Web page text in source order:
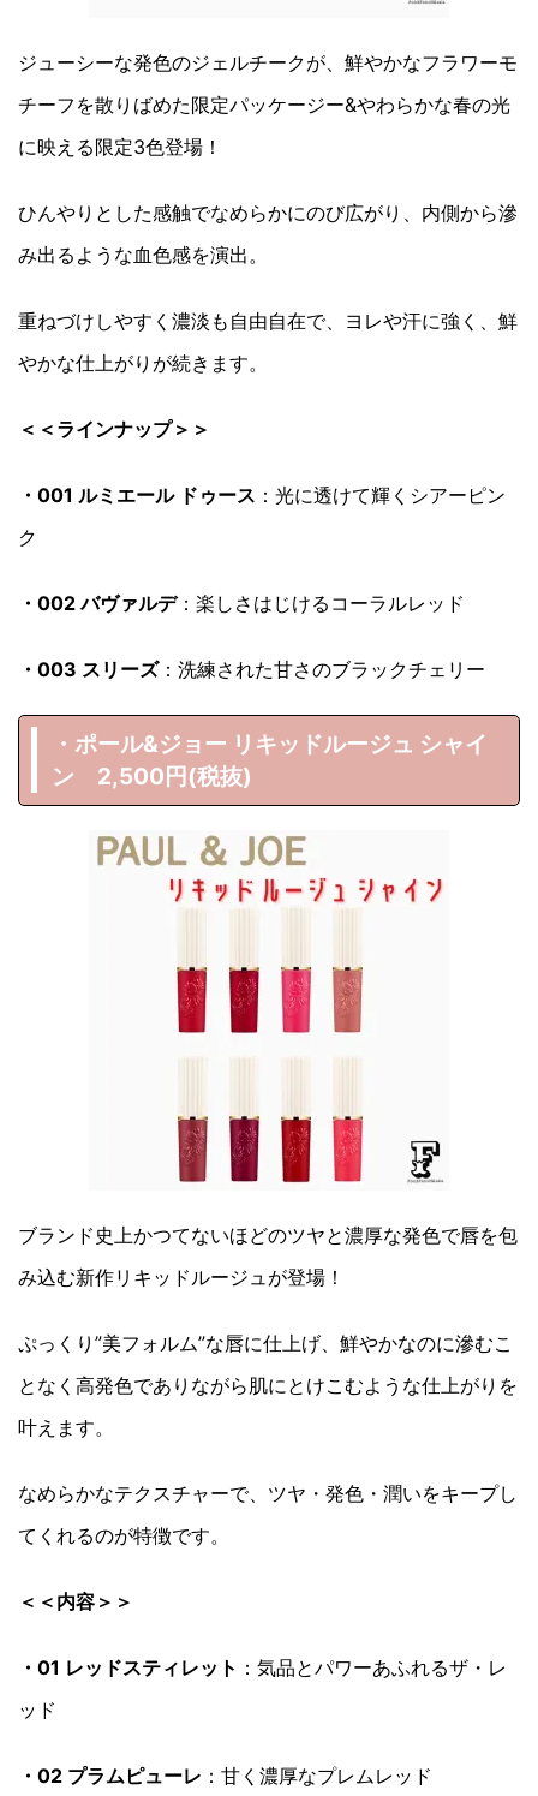
ジューシーな発色のジェルチークが、鮮やかなフラワーモ
チーフを散りばめた限定パッケージー&やわらかな春の光
に映える限定3色登場！
ひんやりとした感触でなめらかにのび広がり、内側から滲
み出るような血色感を演出。
重ねづけしやすく濃淡も自由自在で、ヨレや汗に強く、鮮
やかな仕上がりが続きます。
＜＜ラインナップ＞＞
・001 ルミエール ドゥース ：光に透けて輝くシアーピン
ク
・002 バヴァルデ：楽しさはじけるコーラルレッド
・003 スリーズ：洗練された甘さのブラックチェリー
・ポール&ジョー リキッドルージュ シャイ
ン 2,500円(税抜)
ブランド史上かつてないほどのツヤと濃厚な発色で唇を包
み込む新作リキッドルージュが登場！
ぷっくり”美フォルム”な唇に仕上げ、鮮やかなのに滲むこ
となく高発色でありながら肌にとけこむような仕上がりを
叶えます。
なめらかなテクスチャーで、ツヤ・発色・潤いをキープし
てくれるのが特徴です。
＜＜内容＞＞
・01 レッドスティレット ：気品とパワーあふれるザ・レ
ッド
・02 プラムピューレ ：甘く濃厚なプレムレッド